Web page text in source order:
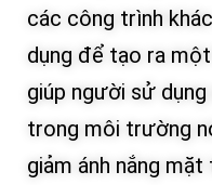
các công trình
dụng để tạo ra
giúp người sử
trong môi trường
giảm ánh nắng